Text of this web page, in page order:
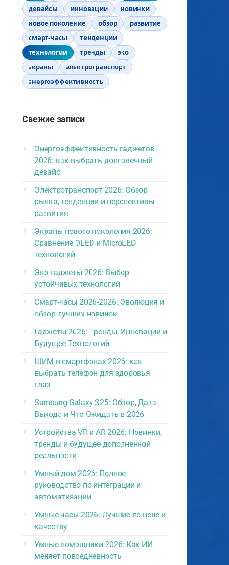
девайсы
инновации
новинки
новое поколение
обзор
развитие
смарт-часы
тенденции
технологии
тренды
эко
экраны
электротранспорт
энергоэффективность
Свежие записи
Энергоэффективность гаджетов
2026: как выбрать долговечный
девайс
Электротранспорт 2026: Обзор
рынка, тенденции и перспективы
развития
Экраны нового поколения 2026:
Сравнение OLED и MicroLED
технологий
Эко-гаджеты 2026: Выбор
устойчивых технологий
Смарт-часы 2026-2026: Эволюция и
обзор лучших новинок
Гаджеты 2026: Тренды, Инновации и
Будущее Технологий
ШИМ в смартфонах 2026: как
выбрать телефон для здоровья
глаз
Samsung Galaxy S25: Обзор, Дата
Выхода и Что Ожидать в 2026
Устройства VR и AR 2026: Новинки,
тренды и будущее дополненной
реальности
Умный дом 2026: Полное
руководство по интеграции и
автоматизации
Умные часы 2026: Лучшие по цене и
качеству
Умные помощники 2026: Как ИИ
меняет повседневность